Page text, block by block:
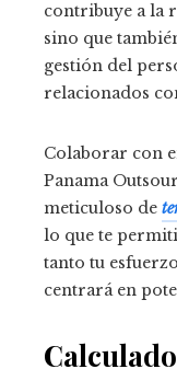
contribuye a la
sino que
gestión del
relacionados
Colaborar con
Panama
meticuloso de
lo que te
tanto tu
centrará en